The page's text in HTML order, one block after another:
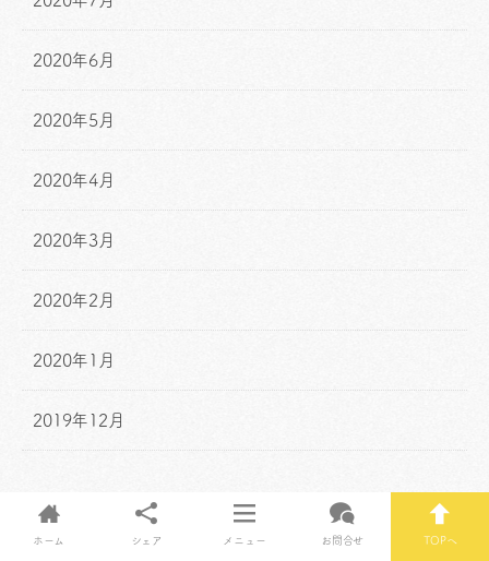
2020年6月
2020年5月
2020年4月
2020年3月
2020年2月
2020年1月
2019年12月
Posts by hapi3
ホーム シェア メニュー お問合せ TOPへ